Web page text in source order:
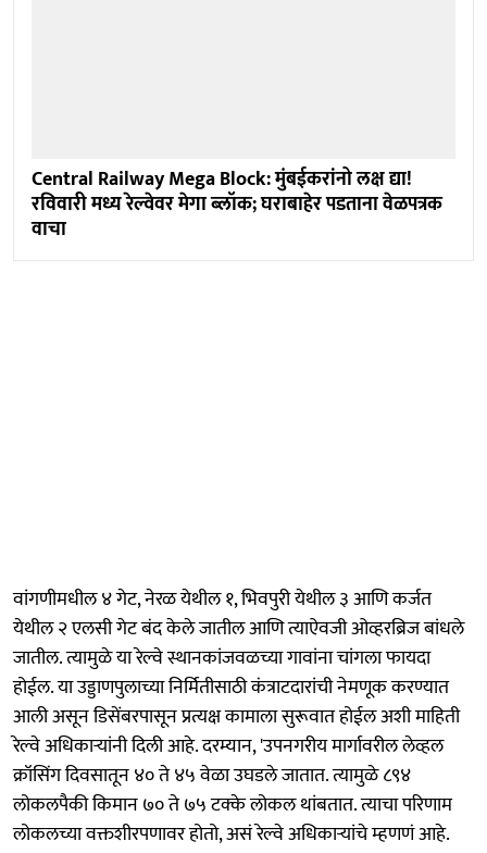
Central Railway Mega Block: मुंबईकरांनो लक्ष द्या!
रविवारी मध्य रेल्वेवर मेगा ब्लॉक; घराबाहेर पडताना वेळपत्रक
वाचा
वांगणीमधील ४ गेट, नेरळ येथील १, भिवपुरी येथील ३ आणि कर्जत
येथील २ एलसी गेट बंद केले जातील आणि त्याऐवजी ओव्हरब्रिज बांधले
जातील. त्यामुळे या रेल्वे स्थानकांजवळच्या गावांना चांगला फायदा
होईल. या उड्डाणपुलाच्या निर्मितीसाठी कंत्राटदारांची नेमणूक करण्यात
आली असून डिसेंबरपासून प्रत्यक्ष कामाला सुरूवात होईल अशी माहिती
रेल्वे अधिकाऱ्यांनी दिली आहे. दरम्यान, 'उपनगरीय मार्गावरील लेव्हल
क्रॉसिंग दिवसातून ४० ते ४५ वेळा उघडले जातात. त्यामुळे ८९४
लोकलपैकी किमान ७० ते ७५ टक्के लोकल थांबतात. त्याचा परिणाम
लोकलच्या वक्तशीरपणावर होतो, असं रेल्वे अधिकाऱ्यांचे म्हणणं आहे.